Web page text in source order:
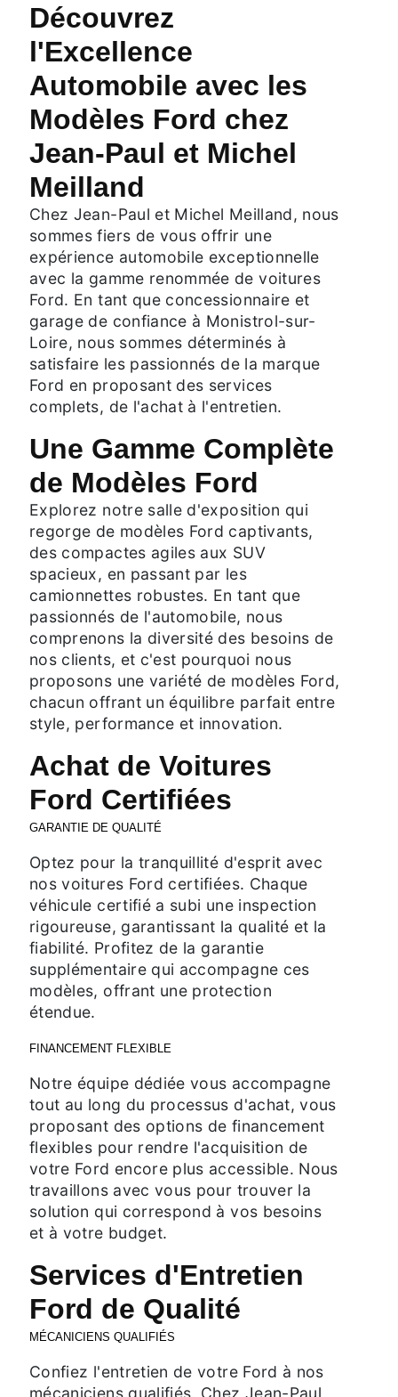
Découvrez
l'Excellence
Automobile avec les
Modèles Ford chez
Jean-Paul et Michel
Meilland
Chez Jean-Paul et Michel Meilland, nous
sommes fiers de vous offrir une
expérience automobile exceptionnelle
avec la gamme renommée de voitures
Ford. En tant que concessionnaire et
garage de confiance à Monistrol-sur-
Loire, nous sommes déterminés à
satisfaire les passionnés de la marque
Ford en proposant des services
complets, de l'achat à l'entretien.
Une Gamme Complète
de Modèles Ford
Explorez notre salle d'exposition qui
regorge de modèles Ford captivants,
des compactes agiles aux SUV
spacieux, en passant par les
camionnettes robustes. En tant que
passionnés de l'automobile, nous
comprenons la diversité des besoins de
nos clients, et c'est pourquoi nous
proposons une variété de modèles Ford,
chacun offrant un équilibre parfait entre
style, performance et innovation.
Achat de Voitures
Ford Certifiées
GARANTIE DE QUALITÉ
Optez pour la tranquillité d'esprit avec
nos voitures Ford certifiées. Chaque
véhicule certifié a subi une inspection
rigoureuse, garantissant la qualité et la
fiabilité. Profitez de la garantie
supplémentaire qui accompagne ces
modèles, offrant une protection
étendue.
FINANCEMENT FLEXIBLE
Notre équipe dédiée vous accompagne
tout au long du processus d'achat, vous
proposant des options de financement
flexibles pour rendre l'acquisition de
votre Ford encore plus accessible. Nous
travaillons avec vous pour trouver la
solution qui correspond à vos besoins
et à votre budget.
Services d'Entretien
Ford de Qualité
MÉCANICIENS QUALIFIÉS
Confiez l'entretien de votre Ford à nos
mécaniciens qualifiés. Chez Jean-Paul